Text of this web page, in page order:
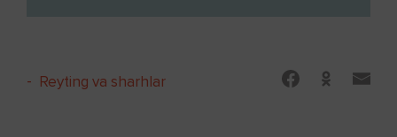
- Reyting va sharhlar